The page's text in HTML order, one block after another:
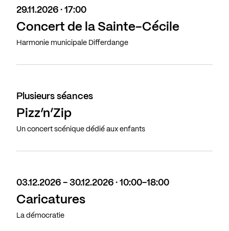
29.11.2026 · 17:00
Concert de la Sainte-Cécile
Harmonie municipale Differdange
Plusieurs séances
Pizz’n’Zip
Un concert scénique dédié aux enfants
03.12.2026 - 30.12.2026 · 10:00-18:00
Caricatures
La démocratie